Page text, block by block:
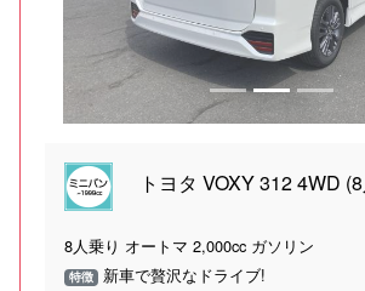
トヨタ VOXY 312 4WD
8人乗り オートマ 2,000cc ガソリン
特徴 新車で贅沢なドライブ!